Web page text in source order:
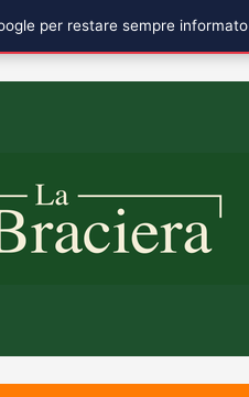
per restare sempre informato